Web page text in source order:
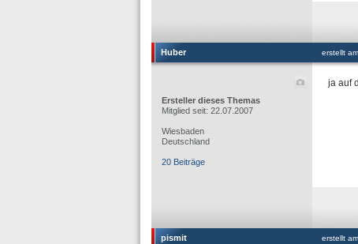
Huber erstellt
Ersteller dieses Themas
Mitglied seit: 22.07.2007
Wiesbaden
Deutschland
20 Beiträge
ja auf
pismit erstellt